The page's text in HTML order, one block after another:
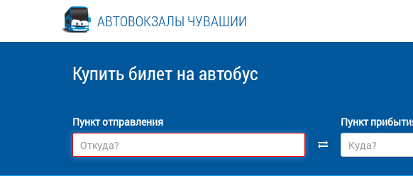
АВТОВОКЗАЛЫ ЧУВАШИИ
Купить билет на автобус
Пункт отправления Пункт